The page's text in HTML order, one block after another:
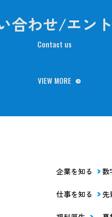
合わせ/エン
Contact us
VIEW MORE
企業を知る
仕事を知る
数
先